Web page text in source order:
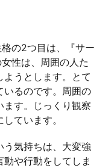
の2つ目は、『サー
性は、周囲の人た
うとします。とて
いるのです。周囲の
ます。じっくり観察
ています。
う気持ちは、大変強
や行動をしてしま